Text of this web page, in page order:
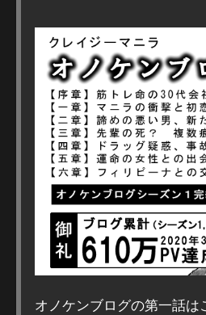
オノケンブログの第一話は